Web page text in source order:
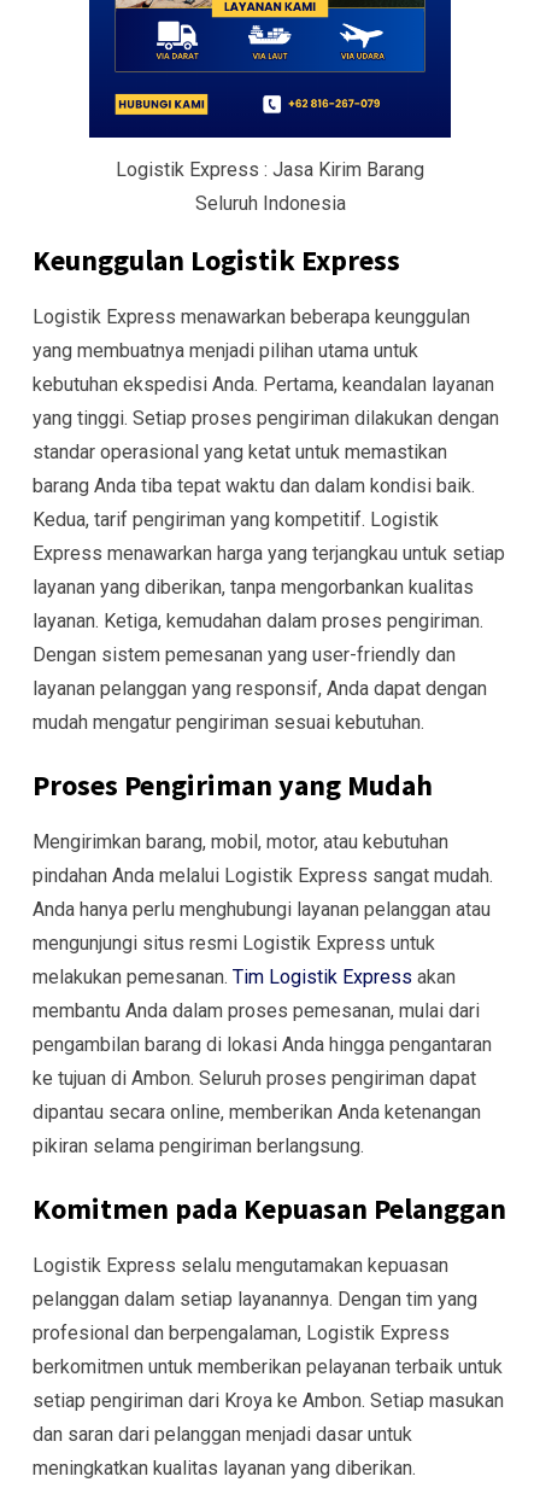
Logistik Express : Jasa Kirim Barang
Seluruh Indonesia
Keunggulan Logistik Express
Logistik Express menawarkan beberapa keunggulan
yang membuatnya menjadi pilihan utama untuk
kebutuhan ekspedisi Anda. Pertama, keandalan layanan
yang tinggi. Setiap proses pengiriman dilakukan dengan
standar operasional yang ketat untuk memastikan
barang Anda tiba tepat waktu dan dalam kondisi baik.
Kedua, tarif pengiriman yang kompetitif. Logistik
Express menawarkan harga yang terjangkau untuk setiap
layanan yang diberikan, tanpa mengorbankan kualitas
layanan. Ketiga, kemudahan dalam proses pengiriman.
Dengan sistem pemesanan yang user-friendly dan
layanan pelanggan yang responsif, Anda dapat dengan
mudah mengatur pengiriman sesuai kebutuhan.
Proses Pengiriman yang Mudah
Mengirimkan barang, mobil, motor, atau kebutuhan
pindahan Anda melalui Logistik Express sangat mudah.
Anda hanya perlu menghubungi layanan pelanggan atau
mengunjungi situs resmi Logistik Express untuk
melakukan pemesanan. Tim Logistik Express akan
membantu Anda dalam proses pemesanan, mulai dari
pengambilan barang di lokasi Anda hingga pengantaran
ke tujuan di Ambon. Seluruh proses pengiriman dapat
dipantau secara online, memberikan Anda ketenangan
pikiran selama pengiriman berlangsung.
Komitmen pada Kepuasan Pelanggan
Logistik Express selalu mengutamakan kepuasan
pelanggan dalam setiap layanannya. Dengan tim yang
profesional dan berpengalaman, Logistik Express
berkomitmen untuk memberikan pelayanan terbaik untuk
setiap pengiriman dari Kroya ke Ambon. Setiap masukan
dan saran dari pelanggan menjadi dasar untuk
meningkatkan kualitas layanan yang diberikan.